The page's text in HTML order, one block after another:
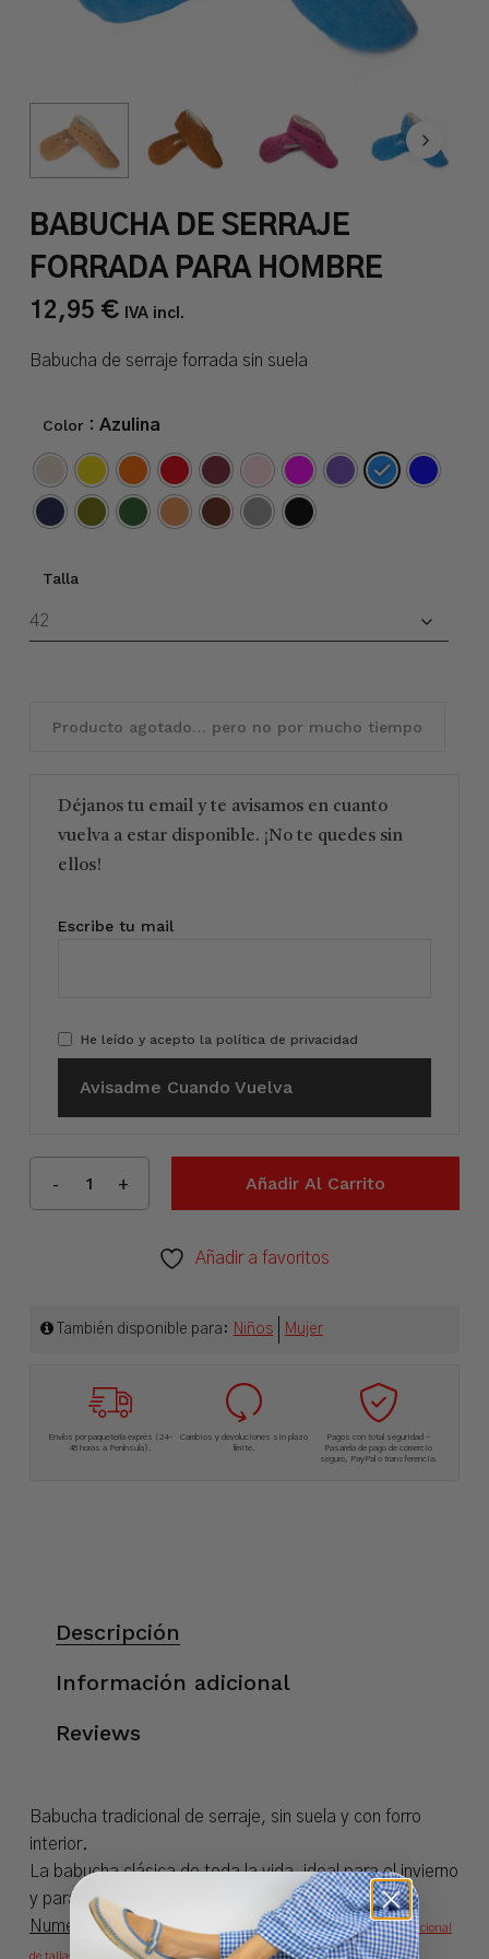
BABUCHA DE SERRAJE
FORRADA PARA HOMBRE
12,95 € IVA incl.
Babucha de serraje forrada sin suela
Color : Azulina
Talla
Producto agotado… pero no por mucho tiempo
Déjanos tu email y te avisamos en cuanto
vuelva a estar disponible. ¡No te quedes sin
ellos!
Escribe tu mail
He leído y acepto la política de privacidad
Avisadme Cuando Vuelva
Añadir Al Carrito
Añadir a favoritos
También disponible para: Niños Mujer
Envíos por paquetería exprés (24-
48 horas a Península).
Cambios y devoluciones sin plazo
límite.
Pagos con total seguridad –
Pasarela de pago de comercio
seguro, PayPal o transferencia.
Descripción
Información adicional
Reviews
Babucha tradicional de serraje, sin suela y con forro
interior.
La babucha clásica de toda la vida, ideal para el invierno
y para toda la familia.
Numeración (UE): del 22 al 48 (Consultarconversor internacional
de tallas